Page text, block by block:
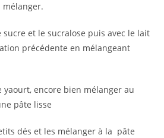
mélanger.
et le sucralose puis avec le lait
précédente en mélangeant
yaourt, encore bien mélanger au
pâte lisse
dés et les mélanger à la pâte